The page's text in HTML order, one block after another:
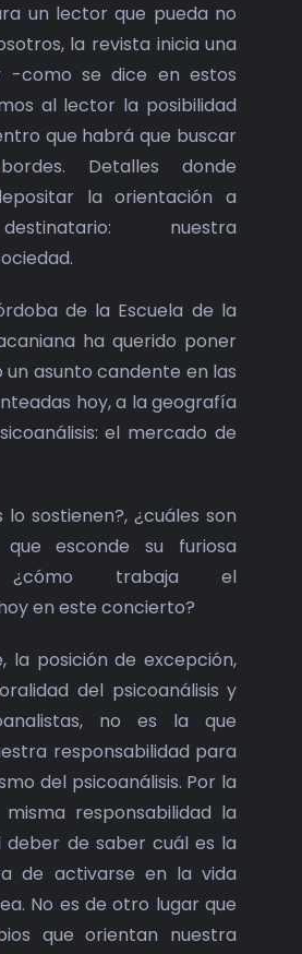
un lector que pueda no
la revista inicia una
-como se dice en estos
al lector la posibilidad
que habrá que buscar
Detalles donde
la orientación a
nuestra
de la Escuela de la
ha querido poner
asunto candente en las
hoy, a la geografía
el mercado de
lo sostienen?, ¿cuáles son
esconde su furiosa
¿cómo trabaja el
en este concierto?
la posición de excepción,
del psicoanálisis y
no es la que
responsabilidad para
del psicoanálisis. Por la
responsabilidad la
deber de saber cuál es la
de activarse en la vida
No es de otro lugar que
que orientan nuestra